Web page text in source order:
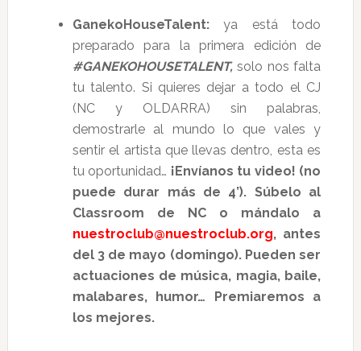
GanekoHouseTalent:ya está todo
preparado para la primera edición de
#GANEKOHOUSETALENT,solo nos falta
tu talento. Si quieres dejar a todo el CJ
(NC y OLDARRA) sin palabras,
demostrarle al mundo lo que vales y
sentir el artista que llevas dentro, esta es
tu oportunidad… ¡Envíanos tu video! (no
puede durar más de 4’). Súbelo al
Classroom de NC o mándalo a
nuestroclub@nuestroclub.org, antes
del 3 de mayo (domingo).Pueden ser
actuaciones de música, magia, baile,
malabares, humor… Premiaremos a
los mejores.